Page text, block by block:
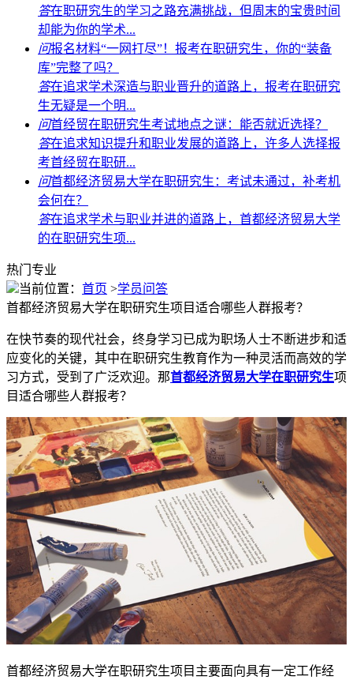
答在职研究生的学习之路充满挑战，但周末的宝贵时间
却能为你的学术...
问报名材料“一网打尽”！报考在职研究生，你的“装备
库”完整了吗？
答在追求学术深造与职业晋升的道路上，报考在职研究
生无疑是一个明...
问首经贸在职研究生考试地点之谜：能否就近选择？
答在追求知识提升和职业发展的道路上，许多人选择报
考首经贸在职研...
问首都经济贸易大学在职研究生：考试未通过，补考机
会何在？
答在追求学术与职业并进的道路上，首都经济贸易大学
的在职研究生项...
热门专业
当前位置： 首页 >学员问答
首都经济贸易大学在职研究生项目适合哪些人群报考？
在快节奏的现代社会，终身学习已成为职场人士不断进步和适
应变化的关键，其中在职研究生教育作为一种灵活而高效的学
习方式，受到了广泛欢迎。那首都经济贸易大学在职研究生项
目适合哪些人群报考？
首都经济贸易大学在职研究生项目主要面向具有一定工作经